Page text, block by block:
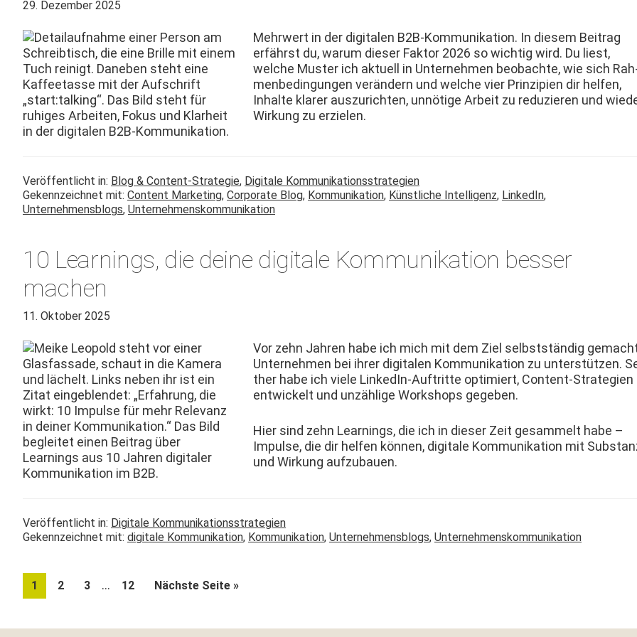
29. Dezember 2025
Mehrw­ert in der dig­i­tal­en B2B-Kom­mu­nika­tion. In diesem Beitrag
erfährst du, warum dieser Fak­tor 2026 so wichtig wird. Du liest,
welche Muster ich aktuell in Unternehmen beobachte, wie sich
menbe­din­gun­gen verän­dern und welche vier Prinzip­i­en dir helfen,
Inhalte klar­er auszuricht­en, unnötige Arbeit zu reduzieren und
Wirkung zu erzielen.
Veröffentlicht in: Blog & Content-Strategie, Digitale Kommunikationsstrategien
Gekennzeichnet mit: Content Marketing, Corporate Blog, Kommunikation, Künstliche Intelligenz, LinkedIn,
Unternehmensblogs, Unternehmenskommunikation
10 Learnings, die deine digitale Kommunikation besser
machen
11. Oktober 2025
Vor zehn Jahren habe ich mich mit dem Ziel selb­st­ständig
Unternehmen bei ihrer dig­i­tal­en Kom­mu­nika­tion zu unter­stützen.
ther habe ich viele LinkedIn-Auftritte opti­miert, Con­tent-Strate­gien
entwick­elt und unzäh­lige Work­shops gegeben.
Hier sind zehn Learn­ings, die ich in dieser Zeit gesam­melt habe –
Impulse, die dir helfen kön­nen, dig­i­tale Kom­mu­nika­tion mit
und Wirkung aufzubauen.
Veröffentlicht in: Digitale Kommunikationsstrategien
Gekennzeichnet mit: digitale Kommunikation, Kommunikation, Unternehmensblogs, Unternehmenskommunikation
Seite
1 Seite
2 Seite
3
Weggelassene
… Seite
12 Nächste Seite aufrufen
»